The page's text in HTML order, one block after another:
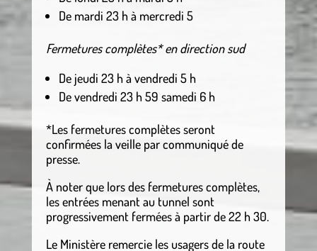
De mardi 23 h à mercredi 5
Fermetures complètes* en direction sud
De jeudi 23 h à vendredi 5 h
De vendredi 23 h 59 samedi 6 h
*Les fermetures complètes seront
confirmées la veille par communiqué de
presse.
À noter que lors des fermetures complètes,
les entrées menant au tunnel sont
progressivement fermées à partir de 22 h 30.
Le Ministère remercie les usagers de la route